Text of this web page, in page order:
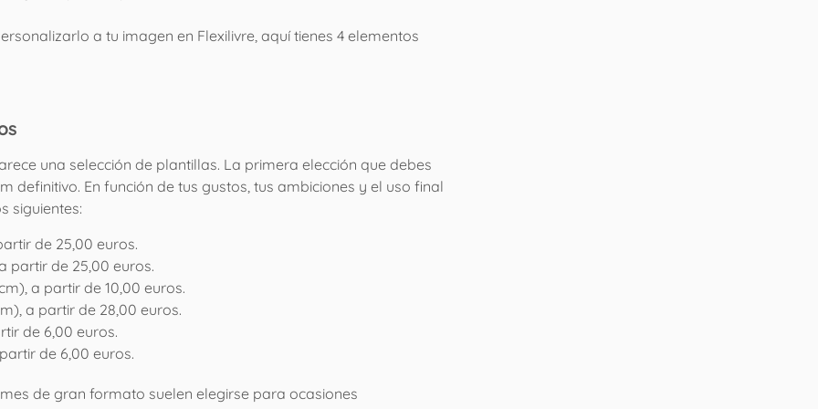
a tu imagen en Flexilivre, aquí tienes 4 elementos
una selección de plantillas. La primera elección que debes
definitivo. En función de tus gustos, tus ambiciones y el uso final
siguientes:
de 25,00 euros.
partir de 25,00 euros.
a partir de 10,00 euros.
a partir de 28,00 euros.
de 6,00 euros.
de 6,00 euros.
de gran formato suelen elegirse para ocasiones